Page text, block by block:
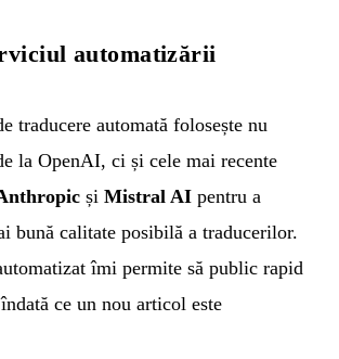
automatizării
traducere automată folosește nu
la OpenAI, ci și cele mai recente
și Mistral AI pentru a
bună calitate posibilă a traducerilor.
îmi permite să public rapid
ce un nou articol este